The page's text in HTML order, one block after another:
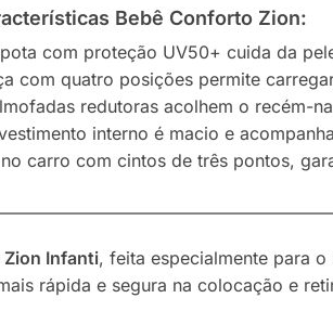
Bebê Conforto Zion:
com proteção UV50+ cuida da
com quatro posições permite
redutoras acolhem o recém-
interno é macio e
carro com cintos de três pontos,
Zion Infanti, feita especialmente para
rápida e segura na colocação e